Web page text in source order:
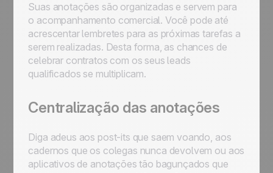
Suas anotações são organizadas e servem para
o acompanhamento comercial. Você pode até
acrescentar lembretes para as próximas tarefas a
serem realizadas. Desta forma, as chances de
celebrar contratos com os seus leads
qualificados se multiplicam.
Centralização das anotações
Diga adeus aos post-its que saem voando, aos
cadernos que os colegas nunca devolvem ou aos
aplicativos de anotações tão bagunçados que